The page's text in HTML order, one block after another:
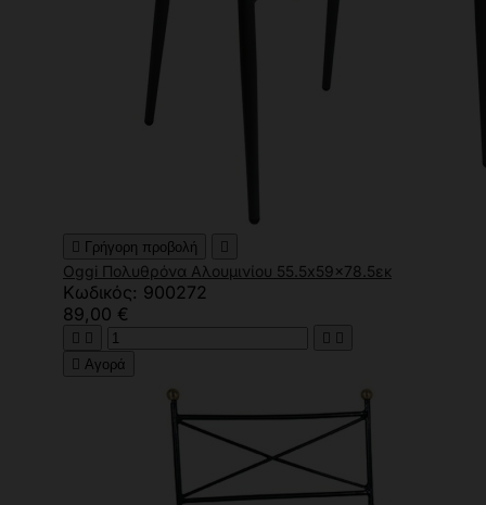
 Γρήγορη προβολή 
Oggi Πολυθρόνα Αλουμινίου 55.5x59x78.5εκ
Κωδικός: 900272
89,00 €
   
 Αγορά